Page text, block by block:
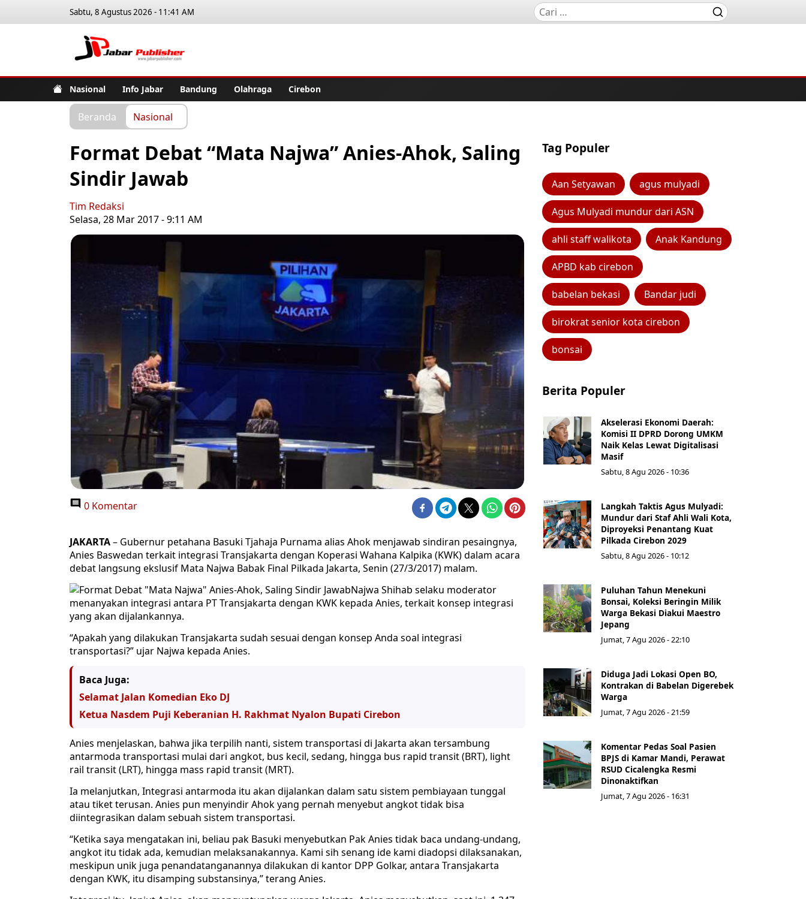
Sabtu, 8 Agustus 2026 - 11:41 AM
Nasional Info Jabar Bandung Olahraga Cirebon
Beranda Nasional
Format Debat “Mata Najwa” Anies-Ahok, Saling
Sindir Jawab
Tim Redaksi
Selasa, 28 Mar 2017 - 9:11 AM
0 Komentar
JAKARTA– Gubernur petahana Basuki Tjahaja Purnama alias Ahok menjawab sindiran pesaingnya,
Anies Baswedan terkait integrasi Transjakarta dengan Koperasi Wahana Kalpika (KWK) dalam acara
debat langsung ekslusif Mata Najwa Babak Final Pilkada Jakarta, Senin (27/3/2017) malam.
Najwa Shihab selaku moderator
menanyakan integrasi antara PT Transjakarta dengan KWK kepada Anies, terkait konsep integrasi
yang akan dijalankannya.
“Apakah yang dilakukan Transjakarta sudah sesuai dengan konsep Anda soal integrasi
transportasi?” ujar Najwa kepada Anies.
Baca Juga:
Selamat Jalan Komedian Eko DJ
Ketua Nasdem Puji Keberanian H. Rakhmat Nyalon Bupati Cirebon
Anies menjelaskan, bahwa jika terpilih nanti, sistem transportasi di Jakarta akan tersambung
antarmoda transportasi mulai dari angkot, bus kecil, sedang, hingga bus rapid transit (BRT), light
rail transit (LRT), hingga mass rapid transit (MRT).
Ia melanjutkan, Integrasi antarmoda itu akan dijalankan dalam satu sistem pembiayaan tunggal
atau tiket terusan. Anies pun menyindir Ahok yang pernah menyebut angkot tidak bisa
diintegrasikan dalam sebuah sistem transportasi.
“Ketika saya mengatakan ini, beliau pak Basuki menyebutkan Pak Anies tidak baca undang-undang,
angkot itu tidak ada, kemudian melaksanakannya. Kami sih senang ide kami diadopsi dilaksanakan,
meskipun unik juga penandatanganannya dilakukan di kantor DPP Golkar, antara Transjakarta
dengan KWK, itu disamping substansinya,” terang Anies.
Tag Populer
Aan Setyawan agus mulyadi
Agus Mulyadi mundur dari ASN
ahli staff walikota Anak Kandung
APBD kab cirebon
babelan bekasi Bandar judi
birokrat senior kota cirebon
bonsai
Berita Populer
Akselerasi Ekonomi Daerah:
Komisi II DPRD Dorong UMKM
Naik Kelas Lewat Digitalisasi
Masif
Sabtu, 8 Agu 2026 - 10:36
Langkah Taktis Agus Mulyadi:
Mundur dari Staf Ahli Wali Kota,
Diproyeksi Penantang Kuat
Pilkada Cirebon 2029
Sabtu, 8 Agu 2026 - 10:12
Puluhan Tahun Menekuni
Bonsai, Koleksi Beringin Milik
Warga Bekasi Diakui Maestro
Jepang
Jumat, 7 Agu 2026 - 22:10
Diduga Jadi Lokasi Open BO,
Kontrakan di Babelan Digerebek
Warga
Jumat, 7 Agu 2026 - 21:59
Komentar Pedas Soal Pasien
BPJS di Kamar Mandi, Perawat
RSUD Cicalengka Resmi
Dinonaktifkan
Jumat, 7 Agu 2026 - 16:31